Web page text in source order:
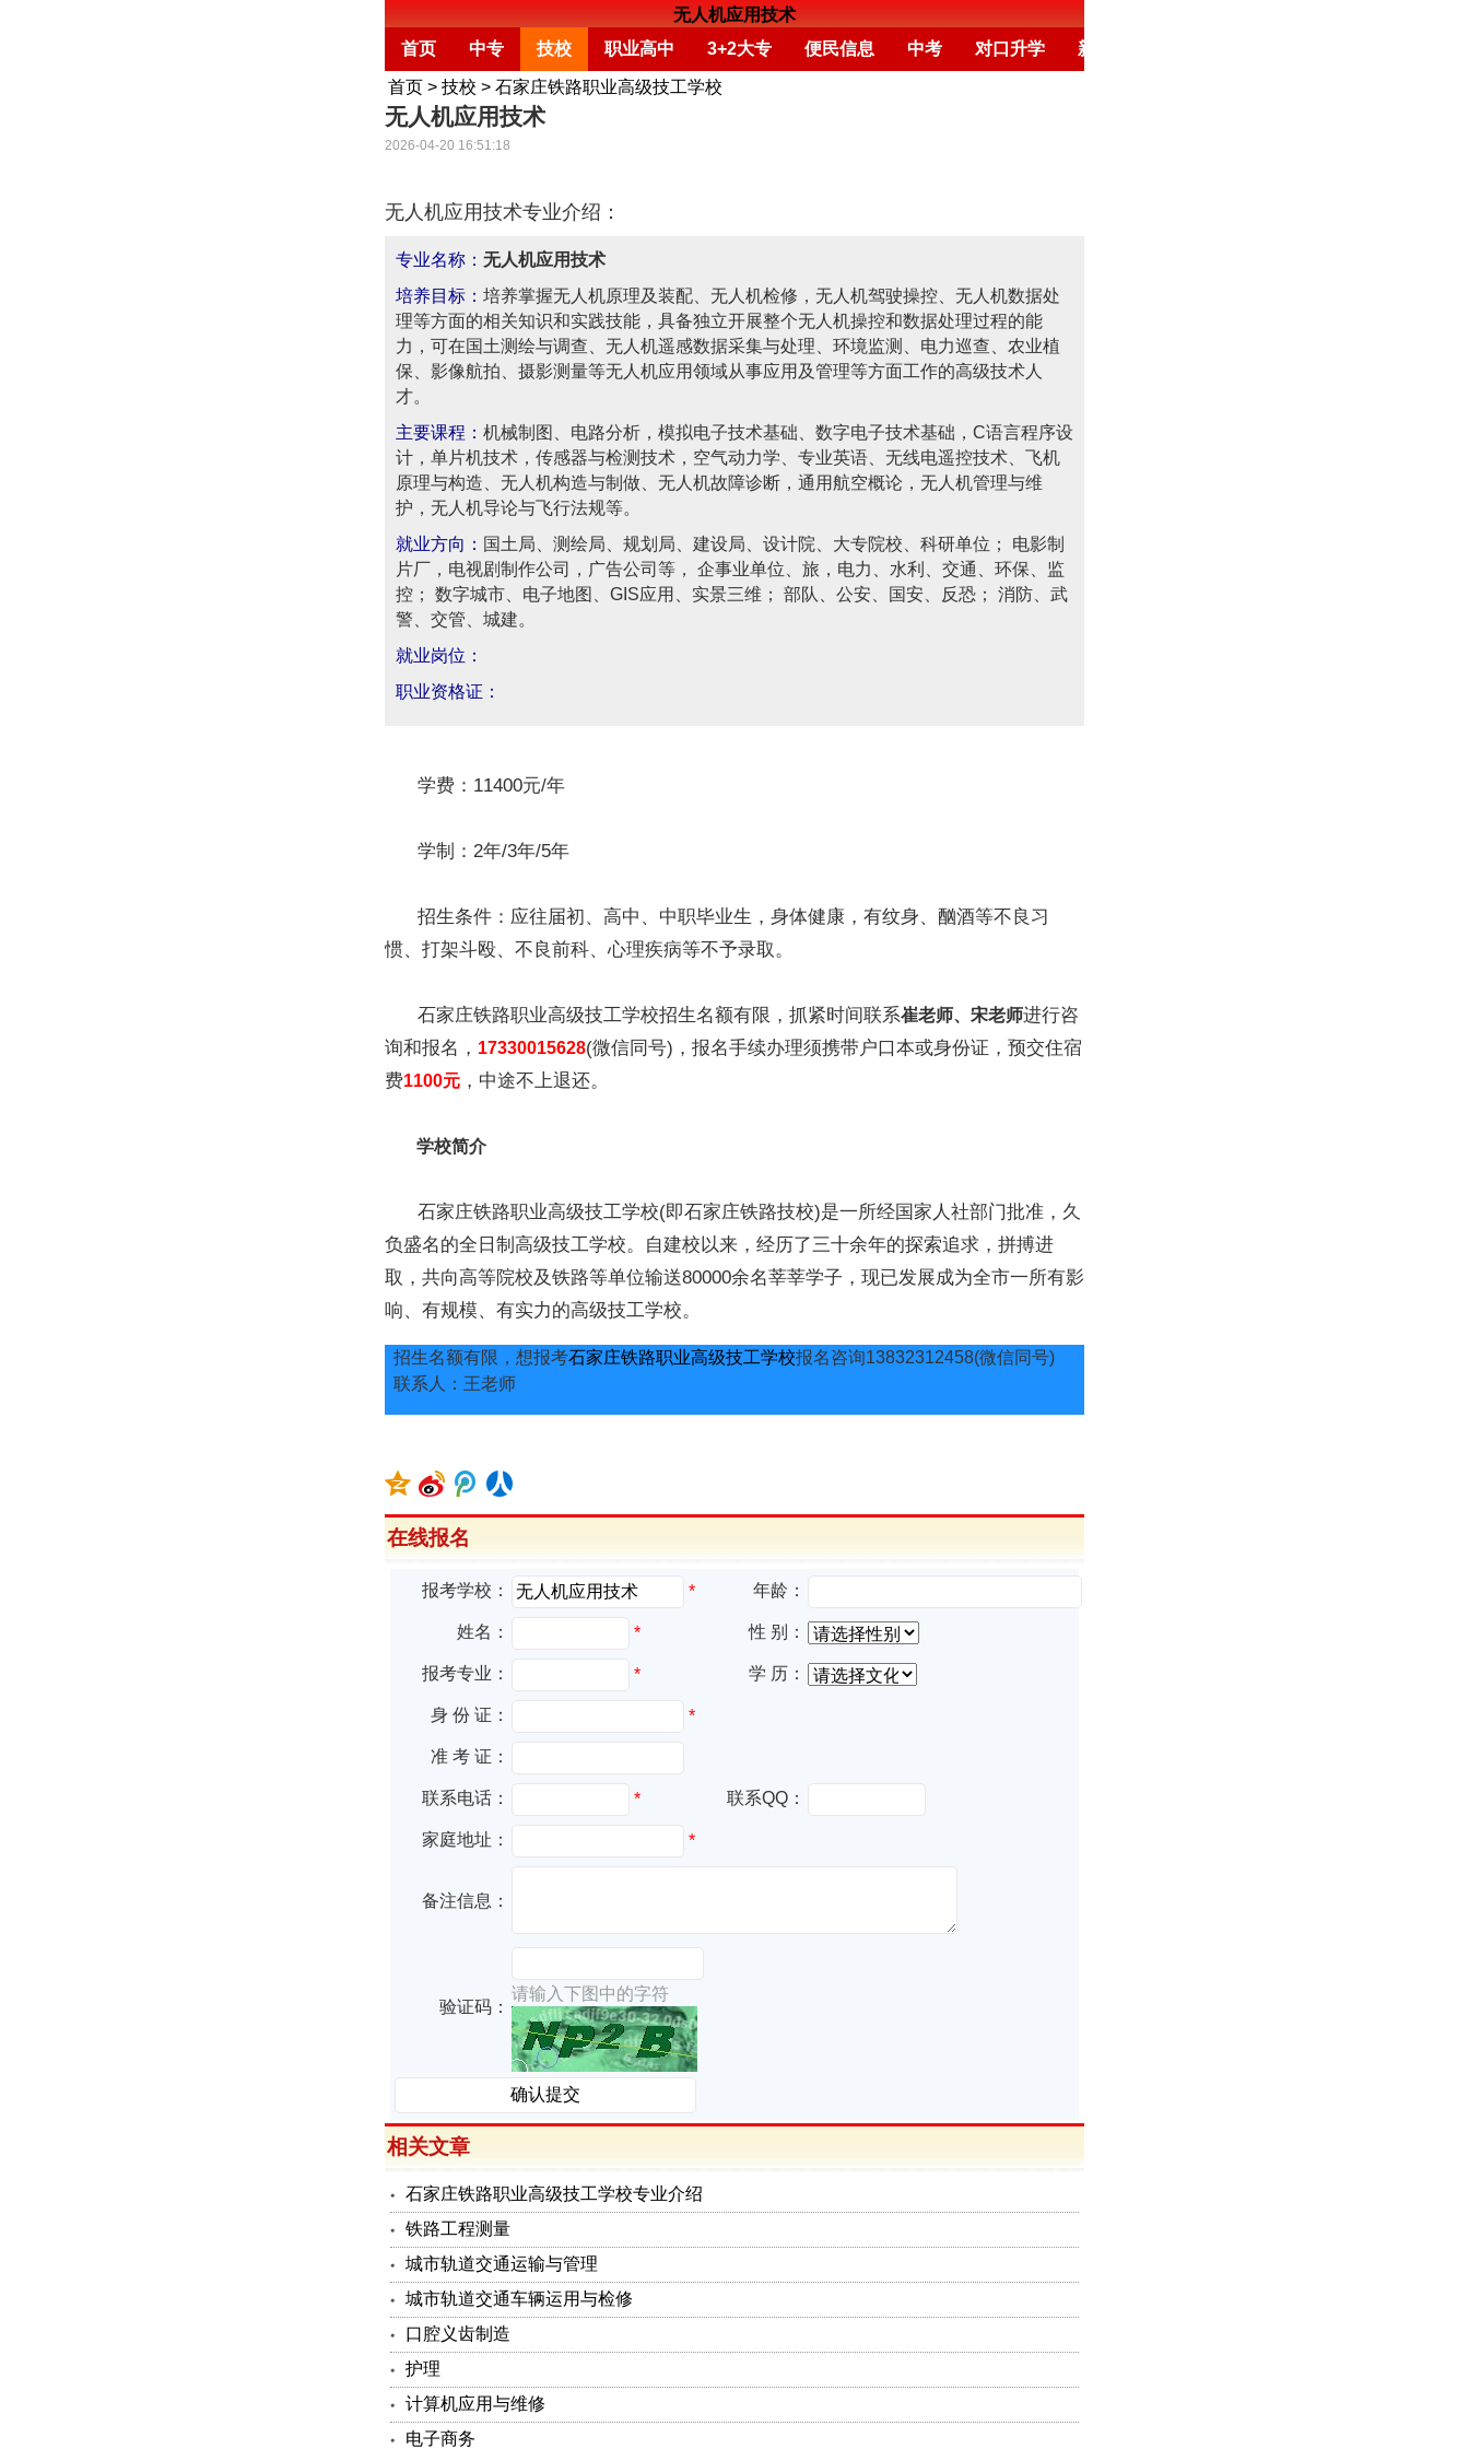
无人机应用技术
首页
中专 技校 职业高中 3+2大专 便民信息 中考 对口升学 新闻频道
首页 > 技校 > 石家庄铁路职业高级技工学校
无人机应用技术
2026-04-20 16:51:18
无人机应用技术专业介绍：
专业名称： 无人机应用技术
培养目标： 培养掌握无人机原理及装配、无人机检修，无人机驾驶操控、无人机数据处
理等方面的相关知识和实践技能，具备独立开展整个无人机操控和数据处理过程的能
力，可在国土测绘与调查、无人机遥感数据采集与处理、环境监测、电力巡查、农业植
保、影像航拍、摄影测量等无人机应用领域从事应用及管理等方面工作的高级技术人
才。
主要课程： 机械制图、电路分析，模拟电子技术基础、数字电子技术基础，C语言程序设
计，单片机技术，传感器与检测技术，空气动力学、专业英语、无线电遥控技术、飞机
原理与构造、无人机构造与制做、无人机故障诊断，通用航空概论，无人机管理与维
护，无人机导论与飞行法规等。
就业方向： 国土局、测绘局、规划局、建设局、设计院、大专院校、科研单位； 电影制
片厂，电视剧制作公司，广告公司等， 企事业单位、旅，电力、水利、交通、环保、监
控； 数字城市、电子地图、GIS应用、实景三维； 部队、公安、国安、反恐； 消防、武
警、交管、城建。
就业岗位：
职业资格证：
学费：11400元/年
学制：2年/3年/5年
招生条件：应往届初、高中、中职毕业生，身体健康，有纹身、酗酒等不良习
惯、打架斗殴、不良前科、心理疾病等不予录取。
石家庄铁路职业高级技工学校招生名额有限，抓紧时间联系崔老师、宋老师进行咨
询和报名， 17330015628(微信同号)，报名手续办理须携带户口本或身份证，预交住宿
费1100元 ，中途不上退还。
学校简介
石家庄铁路职业高级技工学校(即石家庄铁路技校)是一所经国家人社部门批准，久
负盛名的全日制高级技工学校。自建校以来，经历了三十余年的探索追求，拼搏进
取，共向高等院校及铁路等单位输送80000余名莘莘学子，现已发展成为全市一所有影
响、有规模、有实力的高级技工学校。
招生名额有限，想报考石家庄铁路职业高级技工学校报名咨询13832312458(微信同号)
联系人：王老师
在线报名
报考学校： * 年龄：
姓名： * 性 别：
报考专业： * 学 历：
身 份 证： *
准 考 证：
联系电话： * 联系QQ：
家庭地址： *
备注信息：
验证码：
请输入下图中的字符
相关文章
石家庄铁路职业高级技工学校专业介绍
铁路工程测量
城市轨道交通运输与管理
城市轨道交通车辆运用与检修
口腔义齿制造
护理
计算机应用与维修
电子商务